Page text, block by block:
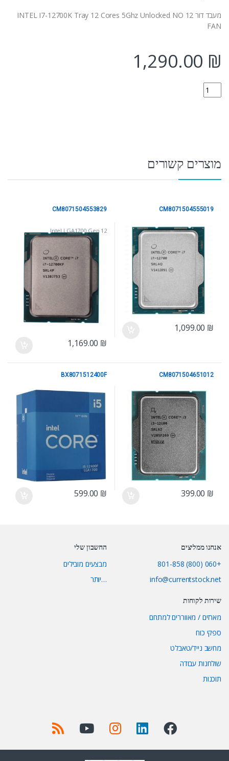
מעבד דור 12 INTEL I7-12700K Tray 12 Cores 5Ghz Unlocked NO
FAN
1,290.00 ₪
CM8071504553828 quantity
מוצרים קשורים
Intel LGA1700 Gen 12
CM8071504555019
1,099.00 ₪
Intel LGA1700 Gen 12
CM8071504553829
1,169.00 ₪
Intel LGA1700 Gen 12
CM8071504651012
399.00 ₪
BX8071512400F
599.00 ₪
אנחנו ממליצים
+060 (800) 801-858
info@currentstock.net
החשבון שלי
מבצעים מובילים
…יותר
שירות לקוחות
מארזים / מאווררים למתחם
ספקי כוח
מחשב נייד/טאבלט
שולחנות עבודה
תוכנות